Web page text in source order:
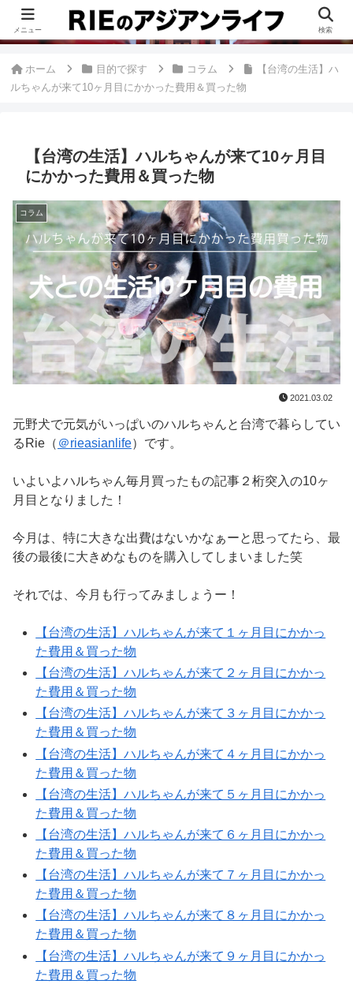
このブログは、台湾が好きすぎて移住したRieがグルメ、観光、生活・ビジネ
ス情報、アジア旅経験などをまとめた台湾ブログです。
ホーム 目的で探す コラム
【台湾の生活】ハ
ルちゃんが来て10ヶ月目にかかった費用＆買った物
【台湾の生活】ハルちゃんが来て10ヶ月目
にかかった費用＆買った物
コラム
2021.03.02
元野犬で元気がいっぱいのハルちゃんと台湾で暮らしてい
るRie（ ＠rieasianlife）です。
いよいよハルちゃん毎月買ったもの記事２桁突入の10ヶ
月目となりました！
今月は、特に大きな出費はないかなぁーと思ってたら、最
後の最後に大きめなものを購入してしまいました笑
それでは、今月も行ってみましょうー！
【台湾の生活】ハルちゃんが来て１ヶ月目にかかっ
た費用＆買った物
【台湾の生活】ハルちゃんが来て２ヶ月目にかかっ
た費用＆買った物
【台湾の生活】ハルちゃんが来て３ヶ月目にかかっ
た費用＆買った物
【台湾の生活】ハルちゃんが来て４ヶ月目にかかっ
た費用＆買った物
【台湾の生活】ハルちゃんが来て５ヶ月目にかかっ
た費用＆買った物
【台湾の生活】ハルちゃんが来て６ヶ月目にかかっ
た費用＆買った物
【台湾の生活】ハルちゃんが来て７ヶ月目にかかっ
た費用＆買った物
【台湾の生活】ハルちゃんが来て８ヶ月目にかかっ
た費用＆買った物
【台湾の生活】ハルちゃんが来て９ヶ月目にかかっ
た費用＆買った物
メニュー 検索